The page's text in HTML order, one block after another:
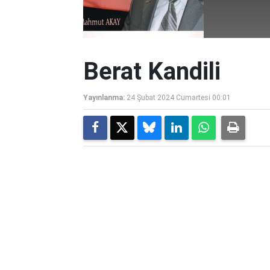
Berat Kandili
Yayınlanma: 24 Şubat 2024 Cumartesi 00:01